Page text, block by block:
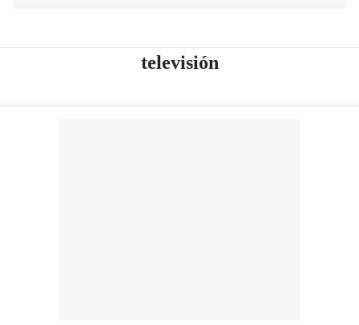
televisión- Periódico El